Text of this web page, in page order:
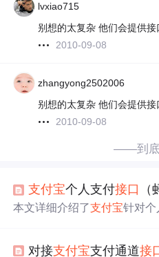
lvxiao715
别想的太复杂 他们会提供
2010-09-08
zhangyong2502006
别想的太复杂 他们会提供
2010-09-08
——到
支付宝个人支付接口
本文详细介绍了支付宝针对个
路历程，指出该接口无需营业
对接支付宝支付通道接